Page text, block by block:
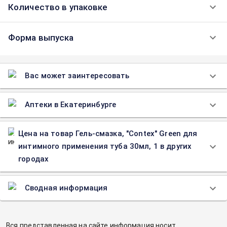
Количество в упаковке
Форма выпуска
Вас может заинтересовать
Аптеки в Екатеринбурге
Цена на товар Гель-смазка, "Contex" Green для
интимного применения туба 30мл, 1 в других
городах
Сводная информация